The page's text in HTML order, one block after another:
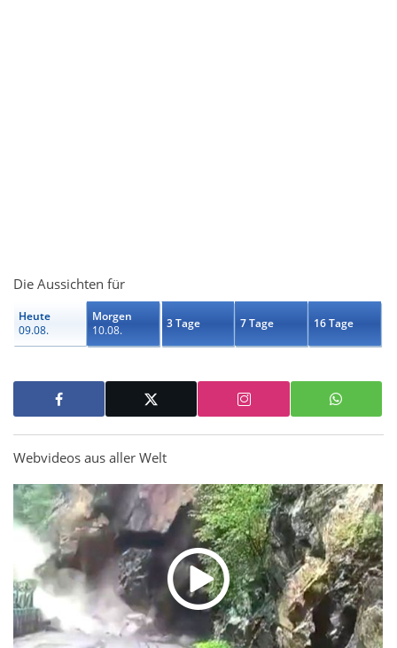
Die Aussichten für
Heute
09.08.
Morgen
10.08.
3 Tage 7 Tage 16 Tage
Webvideos aus aller Welt